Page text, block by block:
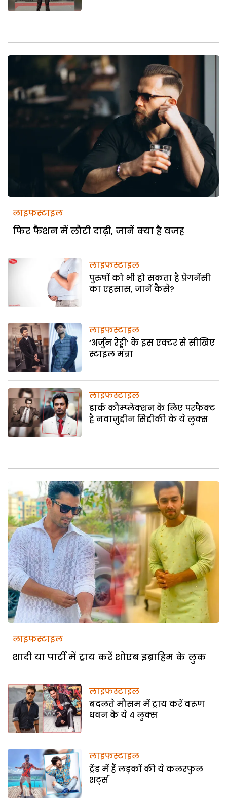
लाइफस्टाइल
फिर फैशन में लौटी दाढ़ी, जानें क्या है वजह
लाइफस्टाइल
पुरुषों को भी हो सकता है प्रेगनेंसी
का एहसास, जानें कैसे?
लाइफस्टाइल
‘अर्जुन रेड्डी’ के इस एक्टर से सीखिए
स्टाइल मंत्रा
लाइफस्टाइल
डार्क कौम्प्लेक्शन के लिए परफैक्ट
है नवाज़ुद्दीन सिद्दीकी के ये लुक्स
लाइफस्टाइल
शादी या पार्टी में ट्राय करें शोएब इब्राहिम के लुक
लाइफस्टाइल
बदलते मौसम में ट्राय करें वरूण
धवन के ये 4 लुक्स
लाइफस्टाइल
ट्रेंड में हैं लड़कों की ये कलरफुल
शर्ट्स